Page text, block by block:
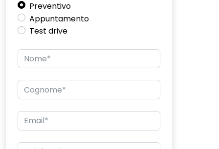
Preventivo
Appuntamento
Test drive